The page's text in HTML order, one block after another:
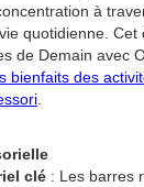
à
quotidienne.
de Demain avec
bienfaits des
clé : Les barres